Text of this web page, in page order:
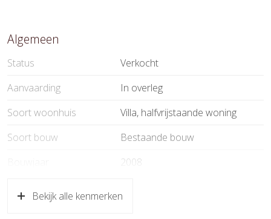
Algemeen
Status
Verkocht
Aanvaarding
In overleg
Soort woonhuis
Villa, halfvrijstaande woning
Soort bouw
Bestaande bouw
2008
Bekijk alle kenmerken